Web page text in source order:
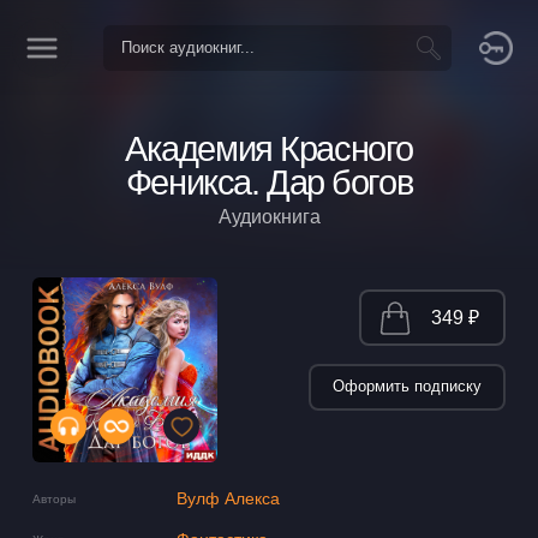
Академия Красного
Феникса. Дар богов
Аудиокнига
Авторы Вулф Алекса
349 ₽
Оформить подписку